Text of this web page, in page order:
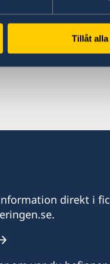
Tillåt alla
direkt i